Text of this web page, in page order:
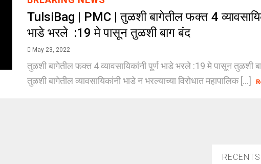
TulsiBag | PMC | तुळशी बागेतील फक्त 4
भाडे भरले :19 मे पासून तुळशी बाग बंद
May 23, 2022
तुळशी बागेतील फक्त 4 व्यावसायिकांनी पूर्ण भाडे भरले :19 मे पासून तुळशी
तुळशी बागेतील व्यावसायिकांनी भाडे न भरल्याच्या विरोधात महापालिक [...]
RECENTS